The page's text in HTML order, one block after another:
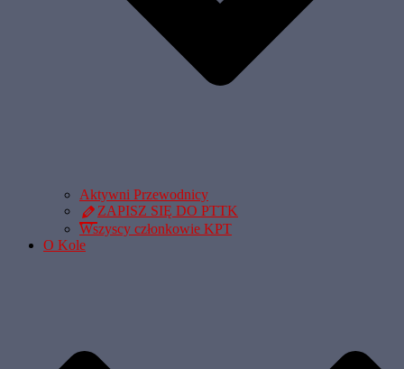
Aktywni Przewodnicy
ZAPISZ SIĘ DO PTTK
Wszyscy członkowie KPT
O Kole